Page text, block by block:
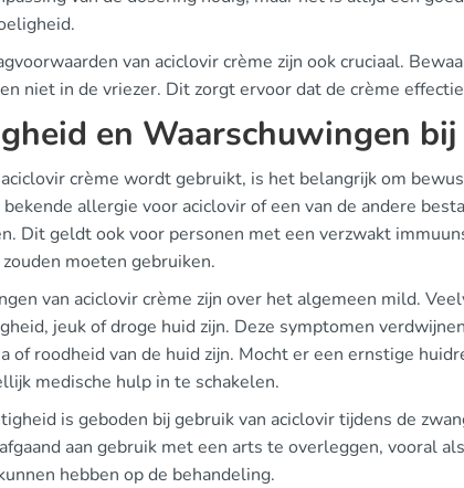
van aciclovir crème zijn ook cruciaal.
niet in de vriezer. Dit zorgt ervoor dat de crème
en Waarschuwingen
crème wordt gebruikt, is het belangrijk om
allergie voor aciclovir of een van de andere
Dit geldt ook voor personen met een verzwakt
moeten gebruiken.
van aciclovir crème zijn over het algemeen mild.
jeuk of droge huid zijn. Deze symptomen
of roodheid van de huid zijn. Mocht er een ernstige
medische hulp in te schakelen.
is geboden bij gebruik van aciclovir tijdens de
aan gebruik met een arts te overleggen, vooral
hebben op de behandeling.